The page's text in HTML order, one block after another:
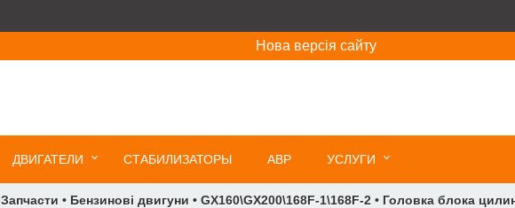
Нова версія сайту
ДВИГАТЕЛИ СТАБИЛИЗАТОРЫ АВР УСЛУГИ
Запчасти • Бензинові двигуни • GX160\GX200\168F-1\168F-2 • Головка блока